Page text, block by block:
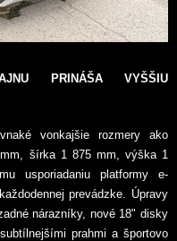
PRINÁŠA VYŠŠIU
vonkajšie rozmery ako
šírka 1 875 mm, výška 1
usporiadaniu platformy e-
prevádzke. Úpravy
nárazníky, nové 18" disky
prahmi a športovo